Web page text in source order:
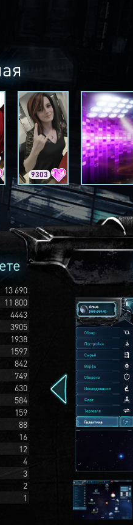
9303
13 690
11 800
4443
3905
1938
1597
842
749
630
584
159
88
16
12
4
3
2
1